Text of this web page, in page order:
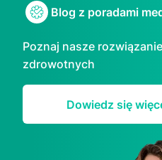
Blog z poradami
Poznaj nasze
zdrowotnych
Dowiedz się